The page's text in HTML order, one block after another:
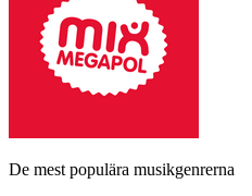
De mest populära musikgenrerna